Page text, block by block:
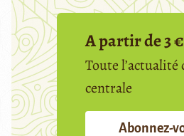
A partir de 3
Toute l’actualité
centrale
Abonnez-